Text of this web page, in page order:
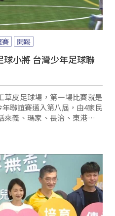
賽 開踢
球小將 台灣少年足球聯
草皮足球場，第一場比賽就是
年聯誼賽邁入第八屆，由4家民
義、瑪家、長治、東港，除
，也挖掘更多優...。